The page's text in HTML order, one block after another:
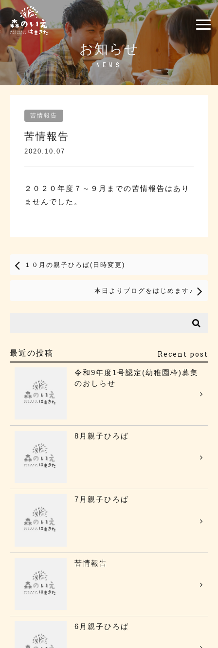
お知らせ
NEWS
苦情報告
苦情報告
2020.10.07
２０２０年度７～９月までの苦情報告はあり
ませんでした。
１０月の親子ひろば(日時変更)
本日よりブログをはじめます♪
最近の投稿 Recent post
令和9年度1号認定(幼稚園枠)募集
のおしらせ
8月親子ひろば
7月親子ひろば
苦情報告
6月親子ひろば